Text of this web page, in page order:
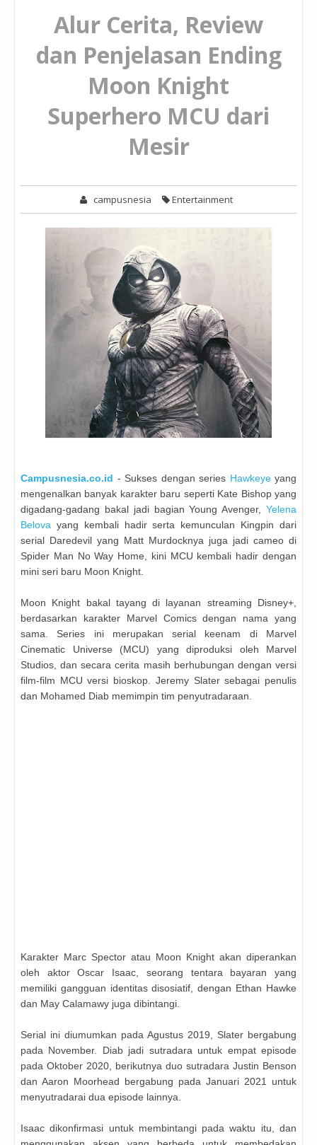
Alur Cerita, Review
dan Penjelasan Ending
Moon Knight
Superhero MCU dari
Mesir
campusnesia Entertainment
Campusnesia.co.id - Sukses dengan series Hawkeyeyang
mengenalkan banyak karakter baru seperti Kate Bishop yang
digadang-gadang bakal jadi bagian Young Avenger, Yelena
Belova yang kembali hadir serta kemunculan Kingpin dari
serial Daredevil yang Matt Murdocknya juga jadi cameo di
Spider Man No Way Home, kini MCU kembali hadir dengan
mini seri baru Moon Knight.
Moon Knight bakal tayang di layanan streaming Disney+,
berdasarkan karakter Marvel Comics dengan nama yang
sama. Series ini merupakan serial keenam di Marvel
Cinematic Universe (MCU) yang diproduksi oleh Marvel
Studios, dan secara cerita masih berhubungan dengan versi
film-film MCU versi bioskop. Jeremy Slater sebagai penulis
dan Mohamed Diab memimpin tim penyutradaraan.
Karakter Marc Spector atau Moon Knight akan diperankan
oleh aktor Oscar Isaac, seorang tentara bayaran yang
memiliki gangguan identitas disosiatif, dengan Ethan Hawke
dan May Calamawy juga dibintangi.
Serial ini diumumkan pada Agustus 2019, Slater bergabung
pada November. Diab jadi sutradara untuk empat episode
pada Oktober 2020, berikutnya duo sutradara Justin Benson
dan Aaron Moorhead bergabung pada Januari 2021 untuk
menyutradarai dua episode lainnya.
Isaac dikonfirmasi untuk membintangi pada waktu itu, dan